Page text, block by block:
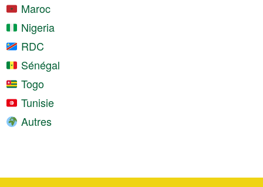
Maroc
Nigeria
RDC
Sénégal
Togo
Tunisie
Autres